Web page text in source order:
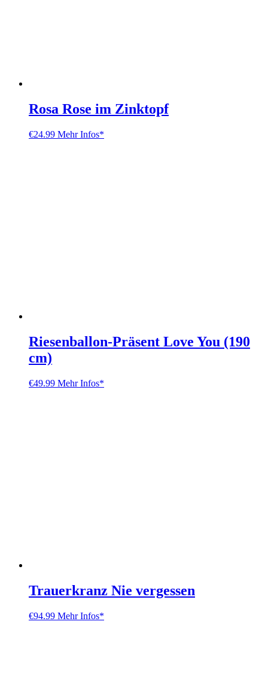
Rosa Rose im Zinktopf
€24.99 Mehr Infos*
Riesenballon-Präsent Love You (190
cm)
€49.99 Mehr Infos*
Trauerkranz Nie vergessen
€94.99 Mehr Infos*